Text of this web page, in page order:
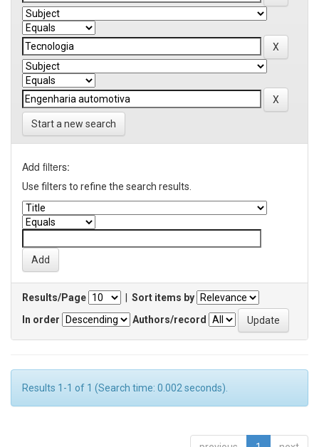
Start a new search
Add filters:
Use filters to refine the search results.
Results/Page
Sort items by
In order
Authors/record
Results 1-1 of 1 (Search time: 0.002 seconds).